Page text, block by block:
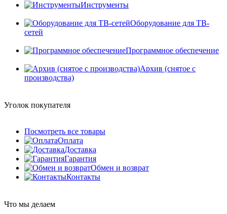
Инструменты
Оборудование для ТВ-
сетей
Программное обеспечение
Архив (снятое с
производства)
Уголок покупателя
Посмотреть все товары
Оплата
Доставка
Гарантия
Обмен и возврат
Контакты
Что мы делаем